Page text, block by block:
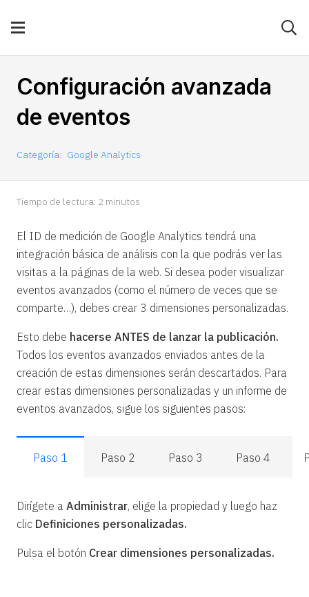
Configuración avanzada
de eventos
Categoría: Google Analytics
Tiempo de lectura: 2 minutos
El ID de medición de Google Analytics tendrá una
integración básica de análisis con la que podrás ver las
visitas a la páginas de la web. Si desea poder visualizar
eventos avanzados (como el número de veces que se
comparte…), debes crear 3 dimensiones personalizadas.
Esto debe hacerse ANTES de lanzar la publicación.
Todos los eventos avanzados enviados antes de la
creación de estas dimensiones serán descartados. Para
crear estas dimensiones personalizadas y un informe de
eventos avanzados, sigue los siguientes pasos:
Paso 1 Paso 2 Paso 3 Paso 4
Dirígete a Administrar, elige la propiedad y luego haz
clic Definiciones personalizadas.
Pulsa el botón Crear dimensiones personalizadas.